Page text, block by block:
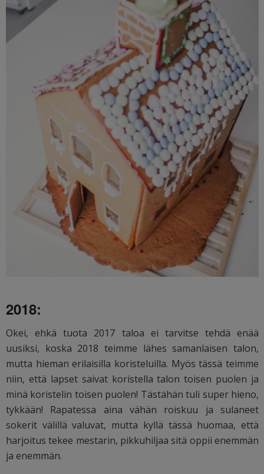
2018:
Okei, ehkä tuota 2017 taloa ei tarvitse tehdä enää
uusiksi, koska 2018 teimme lähes samanlaisen talon,
mutta hieman erilaisilla koristeluilla. Myös tässä teimme
niin, että lapset saivat koristella talon toisen puolen ja
minä koristelin toisen puolen! Tästähän tuli super hieno,
tykkään! Rapatessa aina vähän roiskuu ja sulaneet
sokerit välillä valuvat, mutta kyllä tässä huomaa, että
harjoitus tekee mestarin, pikkuhiljaa sitä oppii enemmän
ja enemmän.